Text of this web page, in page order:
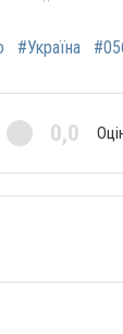
#Україна
0,0